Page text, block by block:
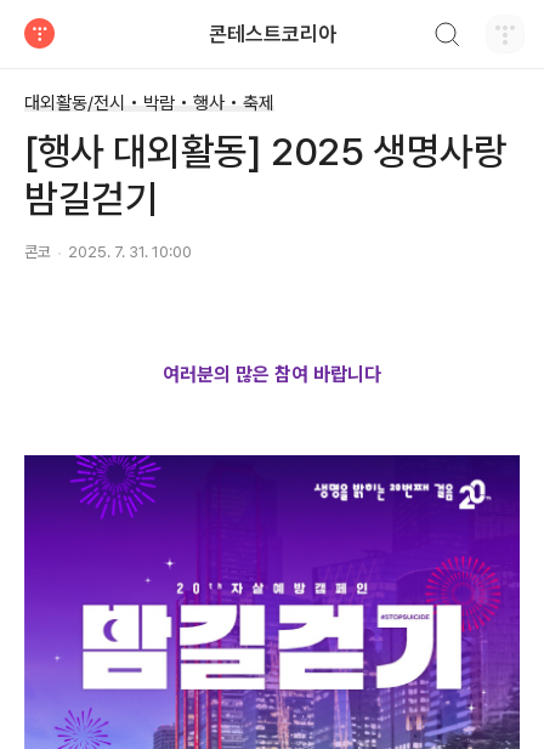
콘테스트코리아
대외활동/전시 • 박람 • 행사 • 축제
[행사 대외활동] 2025 생명사랑
밤길걷기
콘코 2025. 7. 31. 10:00
여러분의 많은 참여 바랍니다